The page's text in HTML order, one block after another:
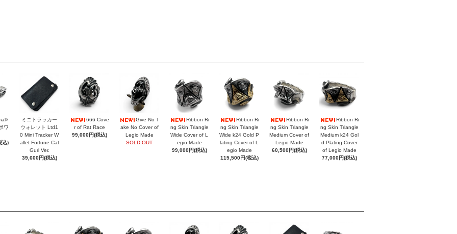
ワ
込)
ミニトラッカー
ウォレット Ltd1
0 Mini Tracker W
allet Fortune Cat
Guri Ver.
39,600円(税込)
666 Cove
r of Rat Race
99,000円(税込)
Give No T
ake No Cover of
Legio Made
SOLD OUT
Ribbon Ri
ng Skin Triangle
Wide Cover of L
egio Made
99,000円(税込)
Ribbon Ri
ng Skin Triangle
Wide k24 Gold P
lating Cover of L
egio Made
115,500円(税込)
Ribbon Ri
ng Skin Triangle
Medium Cover of
Legio Made
60,500円(税込)
Ribbon Ri
ng Skin Triangle
Medium k24 Gol
d Plating Cover
of Legio Made
77,000円(税込)